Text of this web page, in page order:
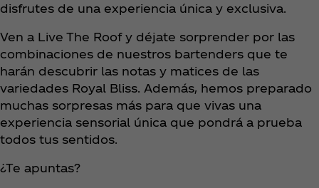
disfrutes de una experiencia única y exclusiva.
Ven a Live The Roof y déjate sorprender por las
combinaciones de nuestros bartenders que te
harán descubrir las notas y matices de las
variedades Royal Bliss. Además, hemos preparado
muchas sorpresas más para que vivas una
experiencia sensorial única que pondrá a prueba
todos tus sentidos.
¿Te apuntas?